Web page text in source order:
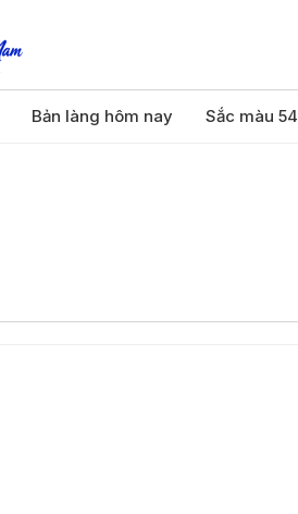
Bản làng hôm nay Sắc màu 54